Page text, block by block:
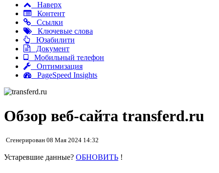
Наверх
Контент
Ссылки
Ключевые слова
Юзабилити
Документ
Мобильный телефон
Оптимизация
PageSpeed Insights
Обзор веб-сайта transferd.ru
Сгенерирован 08 Мая 2024 14:32
Устаревшие данные? ОБНОВИТЬ !